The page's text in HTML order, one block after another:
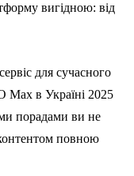
вигідною: від
для сучасного
Max в Україні 2025
порадами ви не
повною